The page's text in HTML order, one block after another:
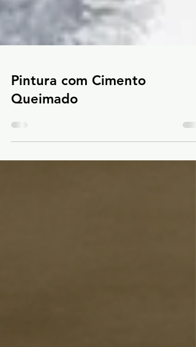
Pintura com Cimento
Queimado